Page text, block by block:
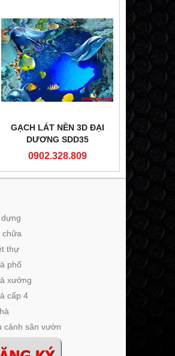
GẠCH LÁT NỀN 3D ĐẠI
DƯƠNG SDD35
0902.328.809
chữa
thự
phố
xưởng
cấp 4
cảnh sân vườn